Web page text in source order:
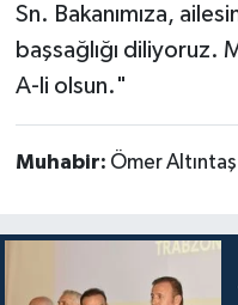
Sn. Bakanımıza,
başsağlığı diliyoruz.
A-li olsun."
Muhabir: Ömer Altıntaş